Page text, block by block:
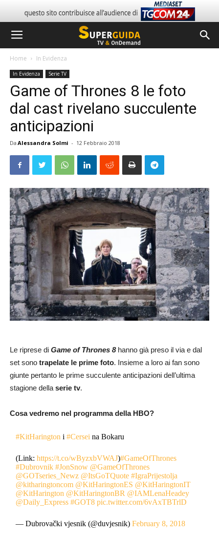
Home In Evidenza
In Evidenza Serie TV
Game of Thrones 8 le foto
dal cast rivelano succulente
anticipazioni
Da Alessandra Solmi - 12 Febbraio 2018
Le riprese di Game of Thrones 8hanno già preso il via e dal
set sono trapelate le prime foto. Insieme a loro ai fan sono
giunte pertanto le prime succulente anticipazioni dell’ultima
stagione della serie tv.
Cosa vedremo nel programma della HBO?
#KitHarington i#Cersei na Bokaru
(Link:https://t.co/wByzxbVWAJ)#GameOfThrones
#Dubrovnik #JonSnow @GameOfThrones
@GOTseries_Newz @ItsGoTQuote #IgraPrijestolja
@kitharingtoncom @KitHaringtonES @KitHaringtonIT
@KitHarington @KitHaringtonBR @IAMLenaHeadey
@Daily_Express #GOT8 pic.twitter.com/6vAxTBTrlD
— Dubrovački vjesnik (@duvjesnik)February 8, 2018